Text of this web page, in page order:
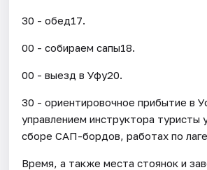
30 - обед17.
00 - собираем сапы18.
00 - выезд в Уфу20.
30 - ориентировочное прибытие в
управлением инструктора туристы
сборе САП-бордов, работах по
Время, а также места стоянок и